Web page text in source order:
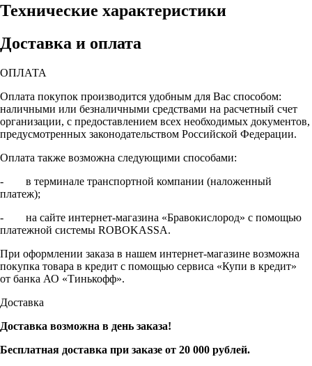
Технические характеристики
Доставка и оплата
ОПЛАТА
Оплата покупок производится удобным для Вас способом:
наличными или безналичными средствами на расчетный счет
организации, с предоставлением всех необходимых документов,
предусмотренных законодательством Российской Федерации.
Оплата также возможна следующими способами:
- в терминале транспортной компании (наложенный
платеж);
- на сайте интернет-магазина «Бравокислород» с помощью
платежной системы ROBOKASSA.
При оформлении заказа в нашем интернет-магазине возможна
покупка товара в кредит с помощью сервиса «Купи в кредит»
от банка АО «Тинькофф».
Доставка
Доставка возможна в день заказа!
Бесплатная доставка при заказе от 20 000 рублей.